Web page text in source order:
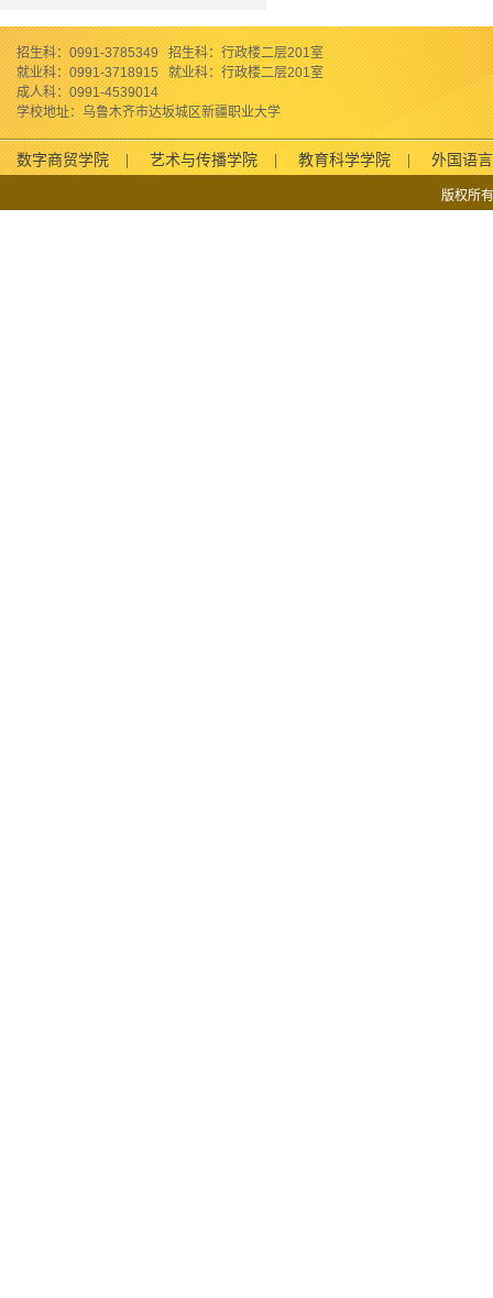
招生科：0991-3785349招生科：行政楼二层201室
就业科：0991-3718915 就业科：行政楼二层201室
成人科：0991-4539014
学校地址：乌鲁木齐市达坂城区新疆职业大学
数字商贸学院 | 艺术与传播学院 | 教育科学学院 | 外国语
版权所